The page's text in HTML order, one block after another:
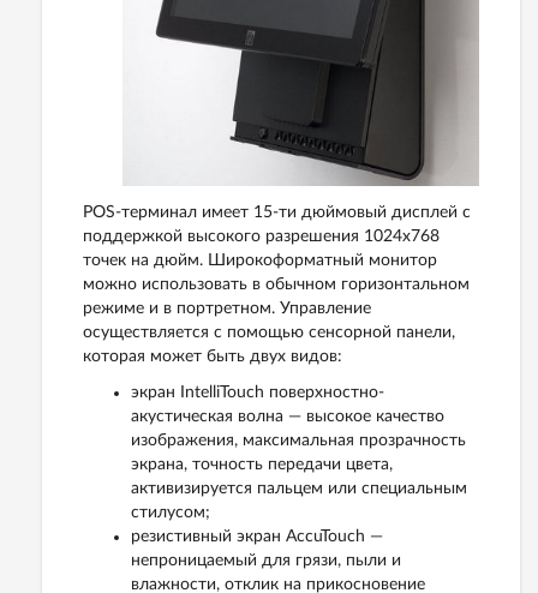
POS-терминал имеет 15-ти дюймовый дисплей с
поддержкой высокого разрешения 1024x768
точек на дюйм. Широкоформатный монитор
можно использовать в обычном горизонтальном
режиме и в портретном. Управление
осуществляется с помощью сенсорной панели,
которая может быть двух видов:
экран IntelliTouch поверхностно-
акустическая волна — высокое качество
изображения, максимальная прозрачность
экрана, точность передачи цвета,
активизируется пальцем или специальным
стилусом;
резистивный экран AccuTouch —
непроницаемый для грязи, пыли и
влажности, отклик на прикосновение